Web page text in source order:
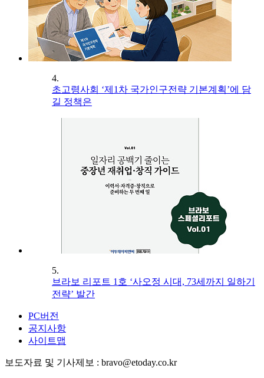
4.
초고령사회 ‘제1차 국가인구전략 기본계획’에 담
길 정책은
5.
브라보 리포트 1호 ‘사오정 시대, 73세까지 일하기
전략’ 발간
PC버전
공지사항
사이트맵
보도자료 및 기사제보 : bravo@etoday.co.kr